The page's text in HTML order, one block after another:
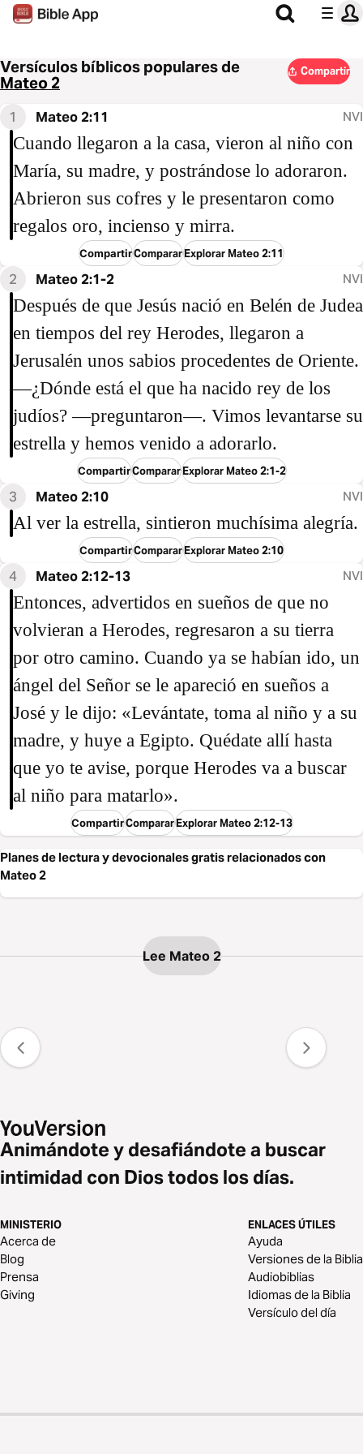
Versículos bíblicos populares de
Mateo 2
Compartir
1 Mateo 2:11 NVI
Cuando llegaron a la casa, vieron al niño con
María, su madre, y postrándose lo adoraron.
Abrieron sus cofres y le presentaron como
regalos oro, incienso y mirra.
CompartirCompararExplorar Mateo 2:11
2 Mateo 2:1-2 NVI
Después de que Jesús nació en Belén de Judea
en tiempos del rey Herodes, llegaron a
Jerusalén unos sabios procedentes de Oriente.
―¿Dónde está el que ha nacido rey de los
judíos? —preguntaron—. Vimos levantarse su
estrella y hemos venido a adorarlo.
CompartirCompararExplorar Mateo 2:1-2
3 Mateo 2:10 NVI
Al ver la estrella, sintieron muchísima alegría.
CompartirCompararExplorar Mateo 2:10
4 Mateo 2:12-13 NVI
Entonces, advertidos en sueños de que no
volvieran a Herodes, regresaron a su tierra
por otro camino. Cuando ya se habían ido, un
ángel del Señor se le apareció en sueños a
José y le dijo: «Levántate, toma al niño y a su
madre, y huye a Egipto. Quédate allí hasta
que yo te avise, porque Herodes va a buscar
al niño para matarlo».
CompartirCompararExplorar Mateo 2:12-13
Planes de lectura y devocionales gratis relacionados con
Mateo 2
Lee Mateo 2
Animándote y desafiándote a buscar
intimidad con Dios todos los días.
MINISTERIO
Acerca de
Blog
Prensa
Giving
ENLACES ÚTILES
Ayuda
Versiones de la Biblia
Audiobiblias
Idiomas de la Biblia
Versículo del día